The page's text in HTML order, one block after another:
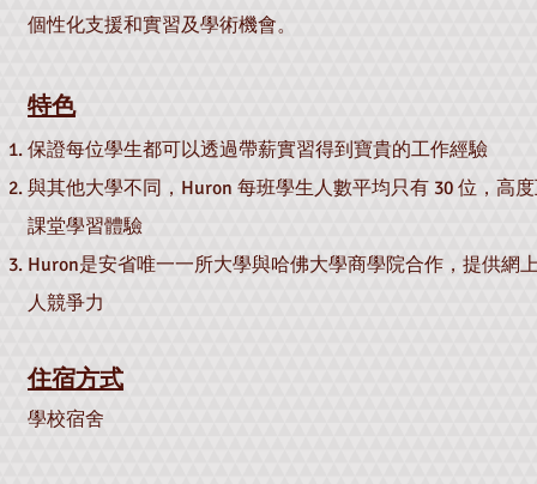
個性化支援和實習及學術機會。
特色
​保證每位學生都可以透過帶薪實習得到寶貴的工作經驗
與其他大學不同，Huron 每班學生人數平均只有 30 位，高
課堂學習體驗
Huron是安省唯一一所大學與哈佛大學商學院合作，提供網
人競爭力
住宿方式
學校宿舍